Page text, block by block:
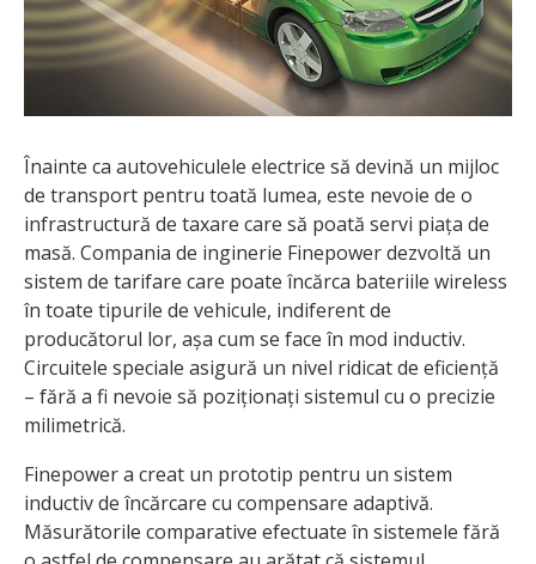
Înainte ca autovehiculele electrice să devină un mijloc
de transport pentru toată lumea, este nevoie de o
infrastructură de taxare care să poată servi piața de
masă. Compania de inginerie Finepower dezvoltă un
sistem de tarifare care poate încărca bateriile wireless
în toate tipurile de vehicule, indiferent de
producătorul lor, așa cum se face în mod inductiv.
Circuitele speciale asigură un nivel ridicat de eficiență
– fără a fi nevoie să poziționați sistemul cu o precizie
milimetrică.
Finepower a creat un prototip pentru un sistem
inductiv de încărcare cu compensare adaptivă.
Măsurătorile comparative efectuate în sistemele fără